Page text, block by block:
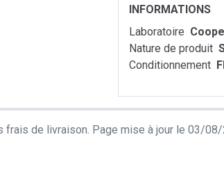
INFORMATIONS
Laboratoire
Nature de produit
Conditionnement
frais de livraison. Page mise à jour le 03/